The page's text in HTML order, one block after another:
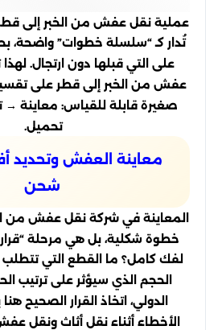
عملية نقل عفش من الخبر إلى
تُدار كـ “سلسلة خطوات” واضحة،
على التي قبلها دون ارتجال.
عفش من الخبر إلى قطر على
صغيرة قابلة للقياس: معاينة
تحميل.
معاينة العفش وتحديد
شحن
المعاينة في شركة نقل عفش من
خطوة شكلية، بل هي مرحلة
لفك كامل؟ ما القطع التي تتطلب
الحجم الذي سيؤثر على ترتيب
الدولي، اتخاذ القرار الصحيح
الأخطاء أثناء نقل أثاث ونقل